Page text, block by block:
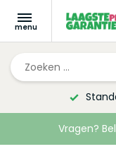
Vragen?